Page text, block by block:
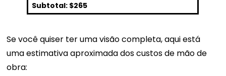
Subtotal: $265
Se você quiser ter uma visão completa, aqui está
uma estimativa aproximada dos custos de mão de
obra: